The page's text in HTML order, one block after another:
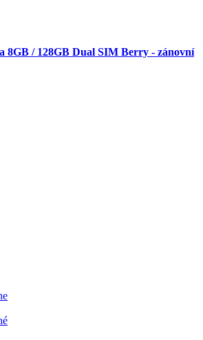
8GB / 128GB Dual SIM Berry - zánovní